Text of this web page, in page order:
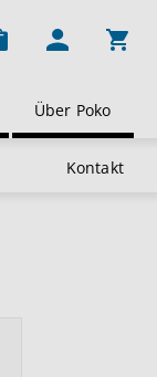
Über Poko
Kontakt